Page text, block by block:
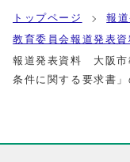
トップページ
報
教育委員会報道発表資
報道発表資料 大阪市
条件に関する要求書